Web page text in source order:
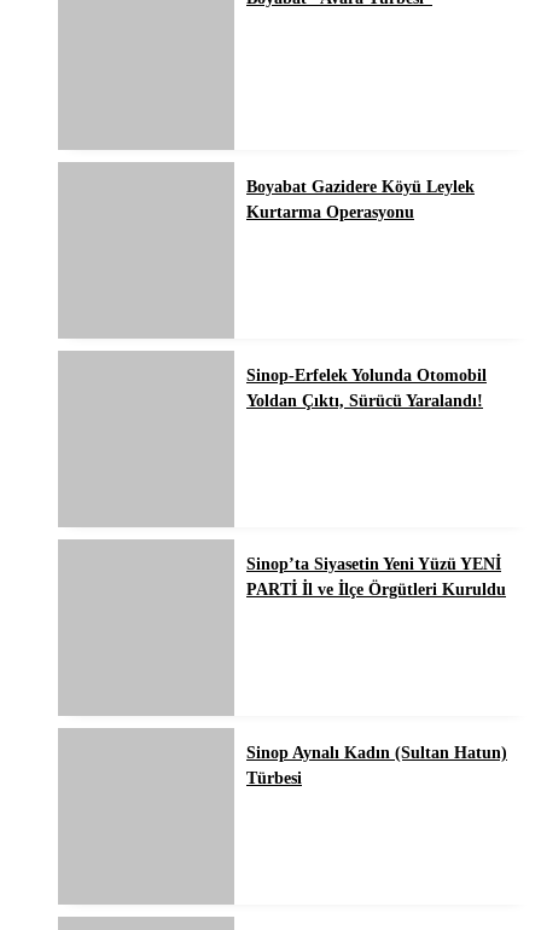
Boyabat Gazidere Köyü Leylek
Kurtarma Operasyonu
Sinop-Erfelek Yolunda Otomobil
Yoldan Çıktı, Sürücü Yaralandı!
Sinop’ta Siyasetin Yeni Yüzü YENİ
PARTİ İl ve İlçe Örgütleri Kuruldu
Sinop Aynalı Kadın (Sultan Hatun)
Türbesi